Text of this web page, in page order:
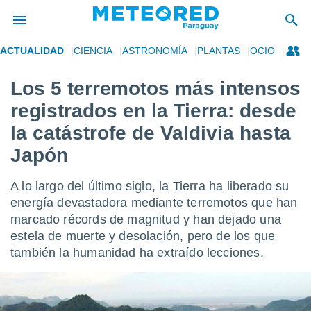
de
ha
por
para
la
que se
a este
las
y
forma
basada
ACTUALIDAD CIENCIA ASTRONOMÍA PLANTAS OCIO
Los 5 terremotos más intensos
registrados en la Tierra: desde
la catástrofe de Valdivia hasta
Japón
A lo largo del último siglo, la Tierra ha liberado su
energía devastadora mediante terremotos que han
marcado récords de magnitud y han dejado una
estela de muerte y desolación, pero de los que
también la humanidad ha extraído lecciones.